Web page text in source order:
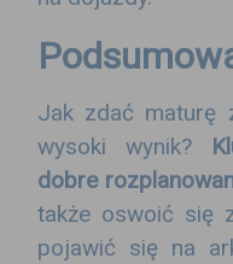
Jak zdać maturę
wysoki wynik?
dobre
także oswoić się
pojawić się na